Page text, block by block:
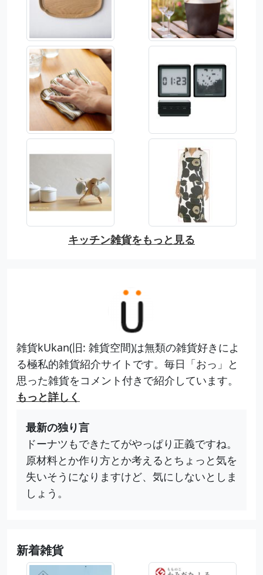
キッチン雑貨をもっと見る
雑貨kUkan(旧: 雑貨空間)は無類の雑貨好きによ
る極私的雑貨紹介サイトです。毎日「おっ」と
思った雑貨をコメント付きで紹介しています。
もっと詳しく
最新の独り言
ドーナツもできたてがやっぱり正義ですね。
原材料とか作り方とか考えるとちょっと気を
失いそうになりますけど、気にしないとしま
しょう。
新着雑貨